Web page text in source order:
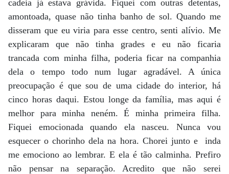
cadeia já estava grávida. Fiquei com outras detentas,
amontoada, quase não tinha banho de sol. Quando me
disseram que eu viria para esse centro, senti alívio. Me
explicaram que não tinha grades e eu não ficaria
trancada com minha filha, poderia ficar na companhia
dela o tempo todo num lugar agradável. A única
preocupação é que sou de uma cidade do interior, há
cinco horas daqui. Estou longe da família, mas aqui é
melhor para minha neném. É minha primeira filha.
Fiquei emocionada quando ela nasceu. Nunca vou
esquecer o chorinho dela na hora. Chorei junto e inda
me emociono ao lembrar. E ela é tão calminha. Prefiro
não pensar na separação. Acredito que não serei